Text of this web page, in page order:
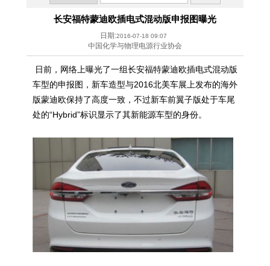
长安福特蒙迪欧插电式混动版申报图曝光
日期:2016-07-18 09:07
中国化学与物理电源行业协会
日前，网络上曝光了一组长安福特蒙迪欧插电式混动版
车型的申报图，新车造型与2016北美车展上发布的海外
版蒙迪欧保持了高度一致，不过新车前翼子版处于车尾
处的“Hybrid”标识显示了其新能源车型的身份。